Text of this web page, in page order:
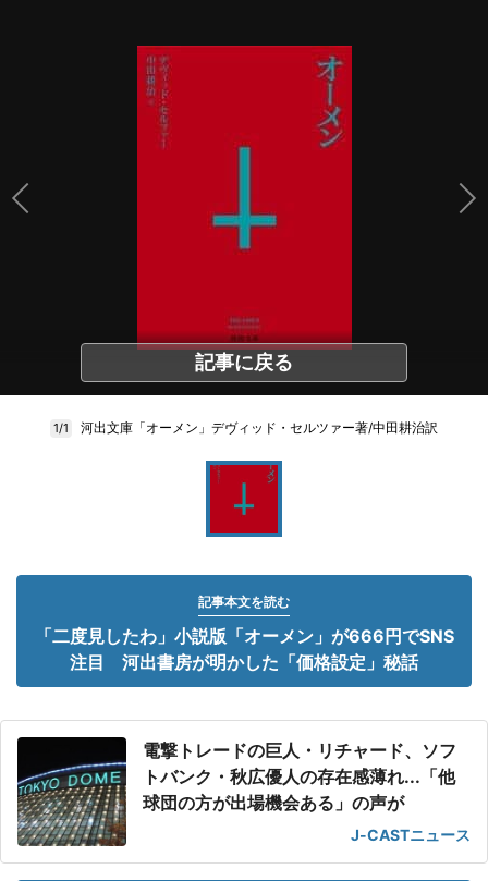
記事に戻る
1/1 河出文庫「オーメン」デヴィッド・セルツァー著/中田耕治訳
記事本文を読む
「二度見したわ」小説版「オーメン」が666円でSNS
注目 河出書房が明かした「価格設定」秘話
電撃トレードの巨人・リチャード、ソフ
トバンク・秋広優人の存在感薄れ...「他
球団の方が出場機会ある」の声が
J-CASTニュース